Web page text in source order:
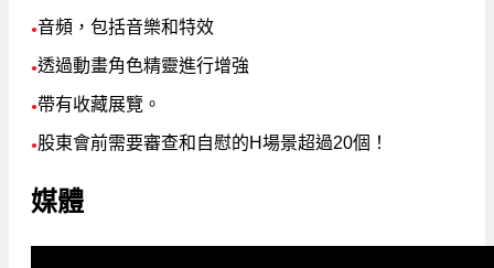
●音頻，包括音樂和特效
●透過動畫角色精靈進行增強
●帶有收藏展覽。
●股東會前需要審查和自慰的H場景超過20個！
媒體